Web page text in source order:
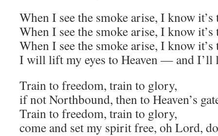
When I see the smoke arise, I know
When I see the smoke arise, I know
When I see the smoke arise, I know
I will lift my eyes to Heaven — and I’ll
Train to freedom, train to glory,
if not Northbound, then to Heaven’s
Train to freedom, train to glory,
come and set my spirit free, oh Lord,